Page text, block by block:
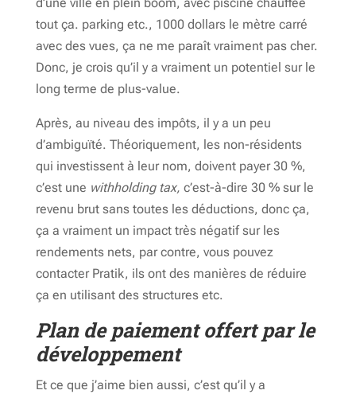
d’une ville en plein boom, avec piscine chauffée
tout ça. parking etc., 1000 dollars le mètre carré
avec des vues, ça ne me paraît vraiment pas cher.
Donc, je crois qu’il y a vraiment un potentiel sur le
long terme de plus-value.
Après, au niveau des impôts, il y a un peu
d’ambiguïté. Théoriquement, les non-résidents
qui investissent à leur nom, doivent payer 30 %,
c’est une withholding tax, c’est-à-dire 30 % sur le
revenu brut sans toutes les déductions, donc ça,
ça a vraiment un impact très négatif sur les
rendements nets, par contre, vous pouvez
contacter Pratik, ils ont des manières de réduire
ça en utilisant des structures etc.
Plan de paiement offert par le
développement
Et ce que j’aime bien aussi, c’est qu’il y a